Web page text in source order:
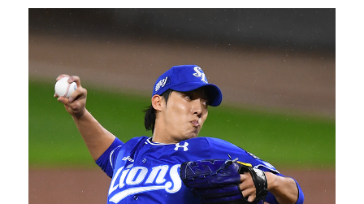
[ST포토] 이강인, '새 유니폼 어때요?'
[ST포토] 제나, '경주공주'
[ST포토] 리센느 메이, '안녕~'
[ST포토] 디에고 시메오네 감독, '강인아, 기대가 …